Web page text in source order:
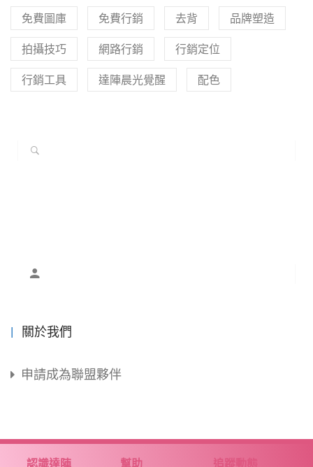
免費圖庫 免費行銷 去背 品牌塑造
拍攝技巧 網路行銷 行銷定位
行銷工具 達陣晨光覺醒 配色
關於我們
申請成為聯盟夥伴
認識達陣 幫助 追蹤動態